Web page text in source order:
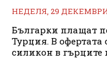
НЕДЕЛЯ, 29 ДЕКЕМВРИ
Българки плащат
Турция. В
силикон в гърците